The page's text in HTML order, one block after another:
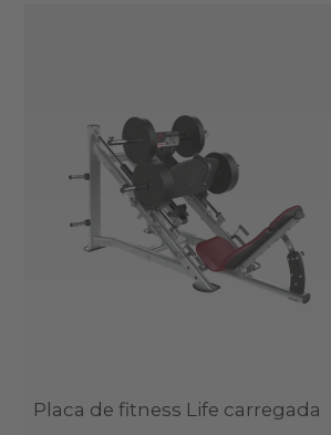
Placa de fitness Life carregada